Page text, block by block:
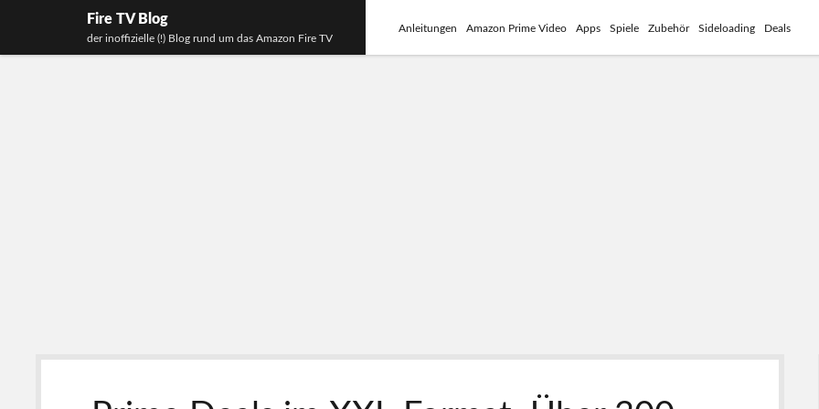
Fire TV Blog
der inoffizielle (!) Blog rund um das Amazon Fire TV
Anleitungen Amazon Prime Video Apps Spiele Zubehör Sideloading Deals